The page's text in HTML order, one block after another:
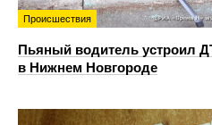
Происшествия
Пьяный водитель устроил
в Нижнем Новгороде